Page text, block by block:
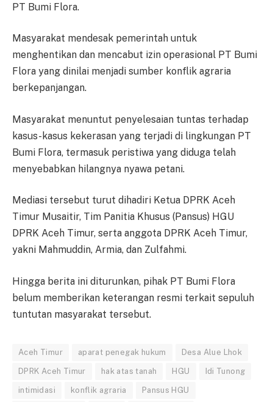
PT Bumi Flora.
Masyarakat mendesak pemerintah untuk
menghentikan dan mencabut izin operasional PT Bumi
Flora yang dinilai menjadi sumber konflik agraria
berkepanjangan.
Masyarakat menuntut penyelesaian tuntas terhadap
kasus-kasus kekerasan yang terjadi di lingkungan PT
Bumi Flora, termasuk peristiwa yang diduga telah
menyebabkan hilangnya nyawa petani.
Mediasi tersebut turut dihadiri Ketua DPRK Aceh
Timur Musaitir, Tim Panitia Khusus (Pansus) HGU
DPRK Aceh Timur, serta anggota DPRK Aceh Timur,
yakni Mahmuddin, Armia, dan Zulfahmi.
Hingga berita ini diturunkan, pihak PT Bumi Flora
belum memberikan keterangan resmi terkait sepuluh
tuntutan masyarakat tersebut.
Aceh Timur aparat penegak hukum Desa Alue Lhok
DPRK Aceh Timur hak atas tanah HGU Idi Tunong
intimidasi konflik agraria Pansus HGU